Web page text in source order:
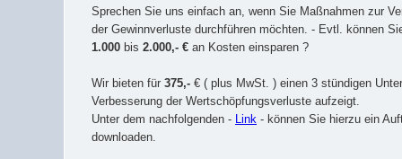
Sprechen Sie uns einfach an, wenn Sie Maßnahmen zur
der Gewinnverluste durchführen möchten. - Evtl. können
1.000 bis 2.000,- € an Kosten einsparen ?
Wir bieten für 375,- € ( plus MwSt. ) einen 3 stündigen
Verbesserung der Wertschöpfungsverluste aufzeigt.
Unter dem nachfolgenden - Link - können Sie hierzu ein
downloaden.